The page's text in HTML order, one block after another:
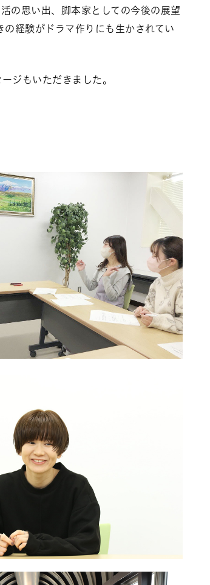
の思い出、脚本家としての今後の展望
経験がドラマ作りにも生かされてい
ジもいただきました。